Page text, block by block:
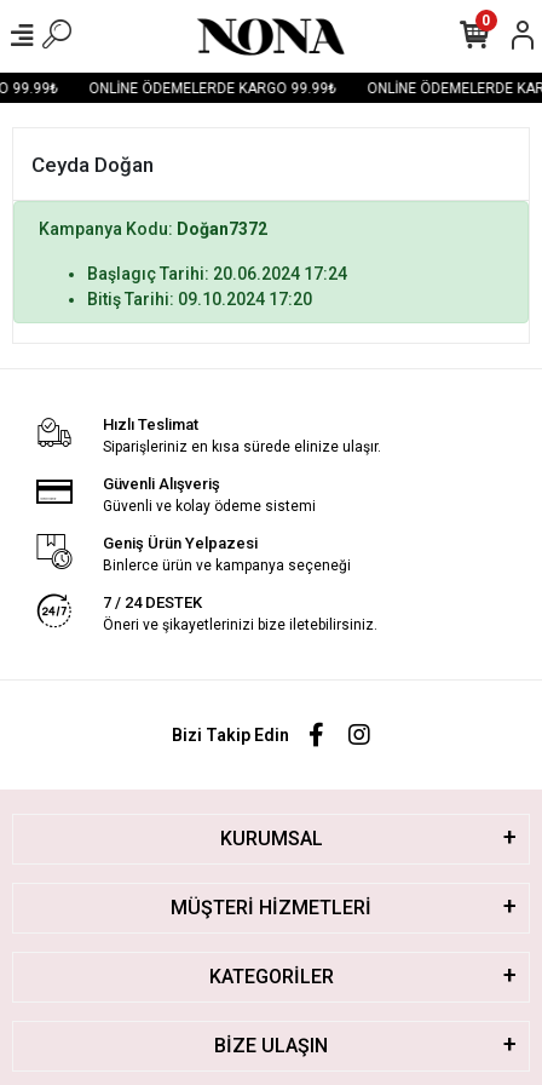
99.99₺ ONLİNE ÖDEMELERDE KARGO 99.99₺ ONLİNE ÖDEMELERDE
0
Ceyda Doğan
Kampanya Kodu: Doğan7372
Başlagıç Tarihi: 20.06.2024 17:24
Bitiş Tarihi: 09.10.2024 17:20
Hızlı Teslimat
Siparişleriniz en kısa sürede elinize ulaşır.
Güvenli Alışveriş
Güvenli ve kolay ödeme sistemi
Geniş Ürün Yelpazesi
Binlerce ürün ve kampanya seçeneği
7 / 24 DESTEK
Öneri ve şikayetlerinizi bize iletebilirsiniz.
Bizi Takip Edin
KURUMSAL
MÜŞTERİ HİZMETLERİ
KATEGORİLER
BİZE ULAŞIN